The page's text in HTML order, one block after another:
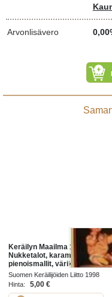
Arvonlisävero
Keräilyn Maailma 1998 nr 2.
Nukketalot, karamellipaperit,
pienoismallit, värikuvissa
pikkuautoja (mm Talbot-Lagot ,
Ferrari) Tarina: kootut
Suomen Keräilijöiden Liitto 1998
Hinta:
5,00 €